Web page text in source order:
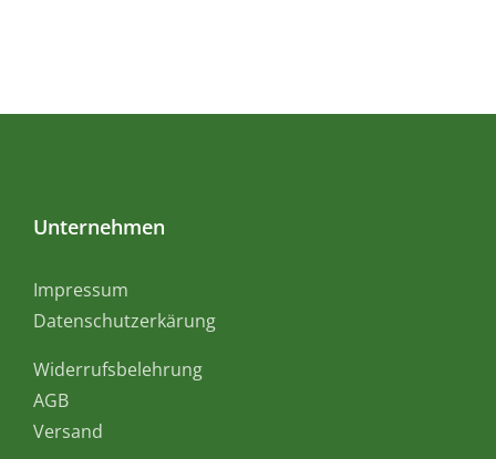
Unternehmen
Impressum
Datenschutzerkärung
Widerrufsbelehrung
AGB
Versand